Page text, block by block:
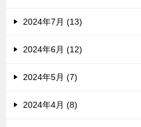
2024年7月 (13)
2024年6月 (12)
2024年5月 (7)
2024年4月 (8)